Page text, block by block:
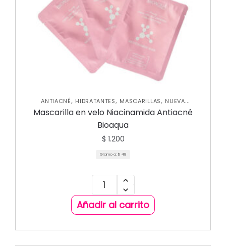
ANTIACNÉ, HIDRATANTES, MASCARILLAS, NUEVA
COLECCIÓN
Mascarilla en velo Niacinamida Antiacné
Bioaqua
$ 1.200
Gramo a: $ 48
Añadir al carrito